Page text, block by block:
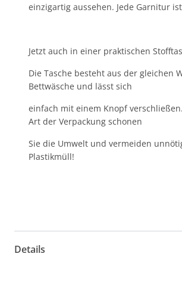
einzigartig aussehen. Jede Garnitur
Jetzt auch in einer praktischen
Die Tasche besteht aus der gleichen
Bettwäsche und lässt sich
einfach mit einem Knopf
Art der Verpackung schonen
Sie die Umwelt und vermeiden
Plastikmüll!
Details